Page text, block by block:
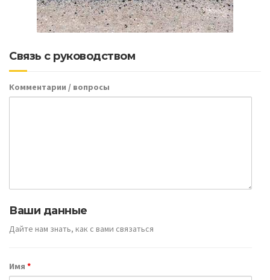
Связь с руководством
Комментарии / вопросы
Ваши данные
Дайте нам знать, как с вами связаться
Имя *